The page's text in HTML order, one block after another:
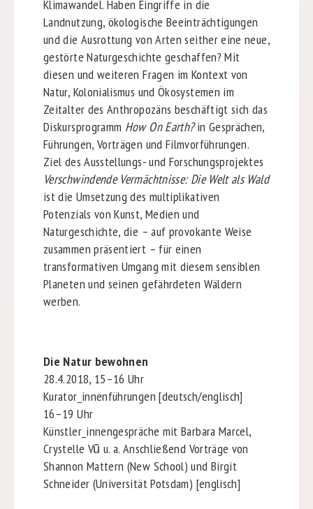
Klimawandel. Haben Eingriffe in die
Landnutzung, ökologische Beeinträchtigungen
und die Ausrottung von Arten seither eine neue,
gestörte Naturgeschichte geschaffen? Mit
diesen und weiteren Fragen im Kontext von
Natur, Kolonialismus und Ökosystemen im
Zeitalter des Anthropozäns beschäftigt sich das
Diskursprogramm How On Earth?in Gesprächen,
Führungen, Vorträgen und Filmvorführungen.
Ziel des Ausstellungs- und Forschungsprojektes
Verschwindende Vermächtnisse: Die Welt als Wald
ist die Umsetzung des multiplikativen
Potenzials von Kunst, Medien und
Naturgeschichte, die – auf provokante Weise
zusammen präsentiert – für einen
transformativen Umgang mit diesem sensiblen
Planeten und seinen gefährdeten Wäldern
werben.
Die Natur bewohnen
28.4.2018, 15–16 Uhr
Kurator_innenführungen [deutsch/englisch]
16–19 Uhr
Künstler_innengespräche mit Barbara Marcel,
Crystelle Vũ u. a. Anschließend Vorträge von
Shannon Mattern (New School) und Birgit
Schneider (Universität Potsdam) [englisch]